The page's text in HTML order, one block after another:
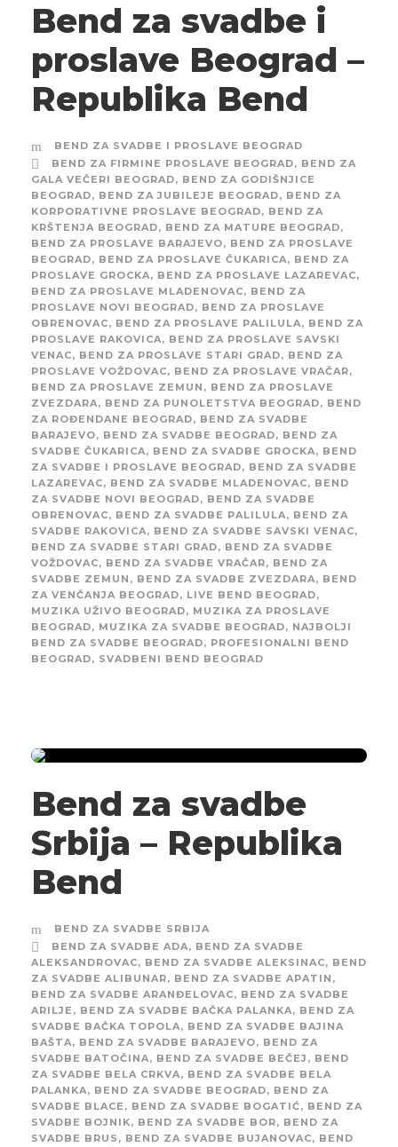
Bend za svadbe i
proslave Beograd –
Republika Bend
BEND ZA SVADBE I PROSLAVE BEOGRAD
BEND ZA FIRMINE PROSLAVE BEOGRAD, BEND ZA
GALA VEČERI BEOGRAD, BEND ZA GODIŠNJICE
BEOGRAD, BEND ZA JUBILEJE BEOGRAD, BEND ZA
KORPORATIVNE PROSLAVE BEOGRAD, BEND ZA
KRŠTENJA BEOGRAD, BEND ZA MATURE BEOGRAD,
BEND ZA PROSLAVE BARAJEVO, BEND ZA PROSLAVE
BEOGRAD, BEND ZA PROSLAVE ČUKARICA, BEND ZA
PROSLAVE GROCKA, BEND ZA PROSLAVE LAZAREVAC,
BEND ZA PROSLAVE MLADENOVAC, BEND ZA
PROSLAVE NOVI BEOGRAD, BEND ZA PROSLAVE
OBRENOVAC, BEND ZA PROSLAVE PALILULA, BEND ZA
PROSLAVE RAKOVICA, BEND ZA PROSLAVE SAVSKI
VENAC, BEND ZA PROSLAVE STARI GRAD, BEND ZA
PROSLAVE VOŽDOVAC, BEND ZA PROSLAVE VRAČAR,
BEND ZA PROSLAVE ZEMUN , BEND ZA PROSLAVE
ZVEZDARA, BEND ZA PUNOLETSTVA BEOGRAD, BEND
ZA ROĐENDANE BEOGRAD, BEND ZA SVADBE
BARAJEVO, BEND ZA SVADBE BEOGRAD, BEND ZA
SVADBE ČUKARICA, BEND ZA SVADBE GROCKA, BEND
ZA SVADBE I PROSLAVE BEOGRAD, BEND ZA SVADBE
LAZAREVAC, BEND ZA SVADBE MLADENOVAC, BEND
ZA SVADBE NOVI BEOGRAD, BEND ZA SVADBE
OBRENOVAC, BEND ZA SVADBE PALILULA, BEND ZA
SVADBE RAKOVICA, BEND ZA SVADBE SAVSKI VENAC,
BEND ZA SVADBE STARI GRAD, BEND ZA SVADBE
VOŽDOVAC, BEND ZA SVADBE VRAČAR, BEND ZA
SVADBE ZEMUN , BEND ZA SVADBE ZVEZDARA, BEND
ZA VENČANJA BEOGRAD, LIVE BEND BEOGRAD,
MUZIKA UŽIVO BEOGRAD, MUZIKA ZA PROSLAVE
BEOGRAD, MUZIKA ZA SVADBE BEOGRAD, NAJBOLJI
BEND ZA SVADBE BEOGRAD, PROFESIONALNI BEND
BEOGRAD, SVADBENI BEND BEOGRAD
Bend za svadbe
Srbija – Republika
Bend
BEND ZA SVADBE SRBIJA
BEND ZA SVADBE ADA, BEND ZA SVADBE
ALEKSANDROVAC, BEND ZA SVADBE ALEKSINAC, BEND
ZA SVADBE ALIBUNAR, BEND ZA SVADBE APATIN ,
BEND ZA SVADBE ARANĐELOVAC, BEND ZA SVADBE
ARILJE , BEND ZA SVADBE BAČKA PALANKA, BEND ZA
SVADBE BAČKA TOPOLA, BEND ZA SVADBE BAJINA
BAŠTA, BEND ZA SVADBE BARAJEVO, BEND ZA
SVADBE BATOČINA, BEND ZA SVADBE BEČEJ , BEND
ZA SVADBE BELA CRKVA, BEND ZA SVADBE BELA
PALANKA, BEND ZA SVADBE BEOGRAD, BEND ZA
SVADBE BLACE , BEND ZA SVADBE BOGATIĆ, BEND ZA
SVADBE BOJNIK, BEND ZA SVADBE BOR, BEND ZA
SVADBE BRUS , BEND ZA SVADBE BUJANOVAC, BEND